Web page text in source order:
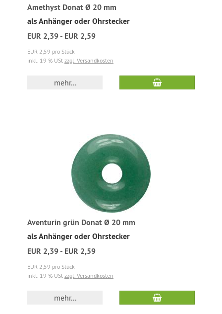
Amethyst Donat Ø 20 mm
als Anhänger oder Ohrstecker
EUR 2,39 - EUR 2,59
EUR 2,59 pro Stück
inkl. 19 % USt zzgl. Versandkosten
mehr...
Aventurin grün Donat Ø 20 mm
als Anhänger oder Ohrstecker
EUR 2,39 - EUR 2,59
EUR 2,59 pro Stück
inkl. 19 % USt zzgl. Versandkosten
mehr...